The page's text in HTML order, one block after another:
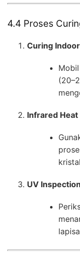
4.4 Proses
Curing
Infrared Heat
UV